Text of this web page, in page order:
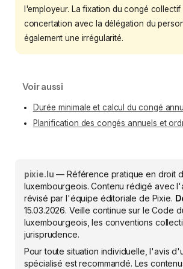
l'employeur. La fixation du congé collectif
concertation avec la délégation du
également une irrégularité.
Voir aussi
Durée minimale et calcul du congé
Planification des congés annuels et
pixie.lu — Référence pratique en droit
luxembourgeois. Contenu rédigé avec
révisé par l'équipe éditoriale de Pixie.
15.03.2026. Veille continue sur le Code
luxembourgeois, les conventions
jurisprudence.
Pour toute situation individuelle, l'avis
spécialisé est recommandé. Les